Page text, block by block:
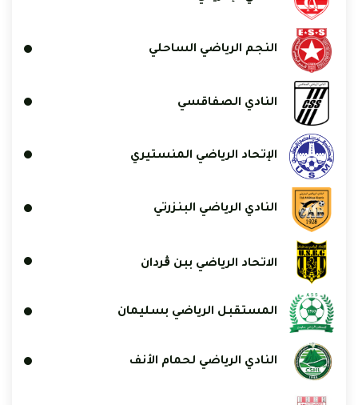
النجم الرياضي الساحلي
النادي الصفاقسي
الإتحاد الرياضي المنستيري
النادي الرياضي البنزرتي
الاتحاد الرياضي ببن ڨردان
المستقبل الرياضي بسليمان
النادي الرياضي لحمام الأنف